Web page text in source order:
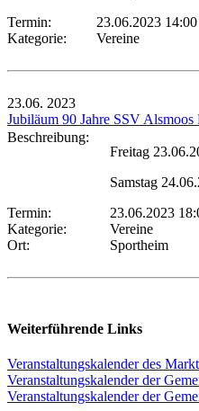
Termin:
23.06.2023
Kategorie:
Vereine
23.06. 2023
Jubiläum 90 Jahre SSV Alsmoos
Beschreibung:
Freitag
Samstag
Termin:
23.06.2023
Kategorie:
Vereine
Ort:
Sportheim
Weiterführende Links
Veranstaltungskalender des
Veranstaltungskalender der
Veranstaltungskalender der